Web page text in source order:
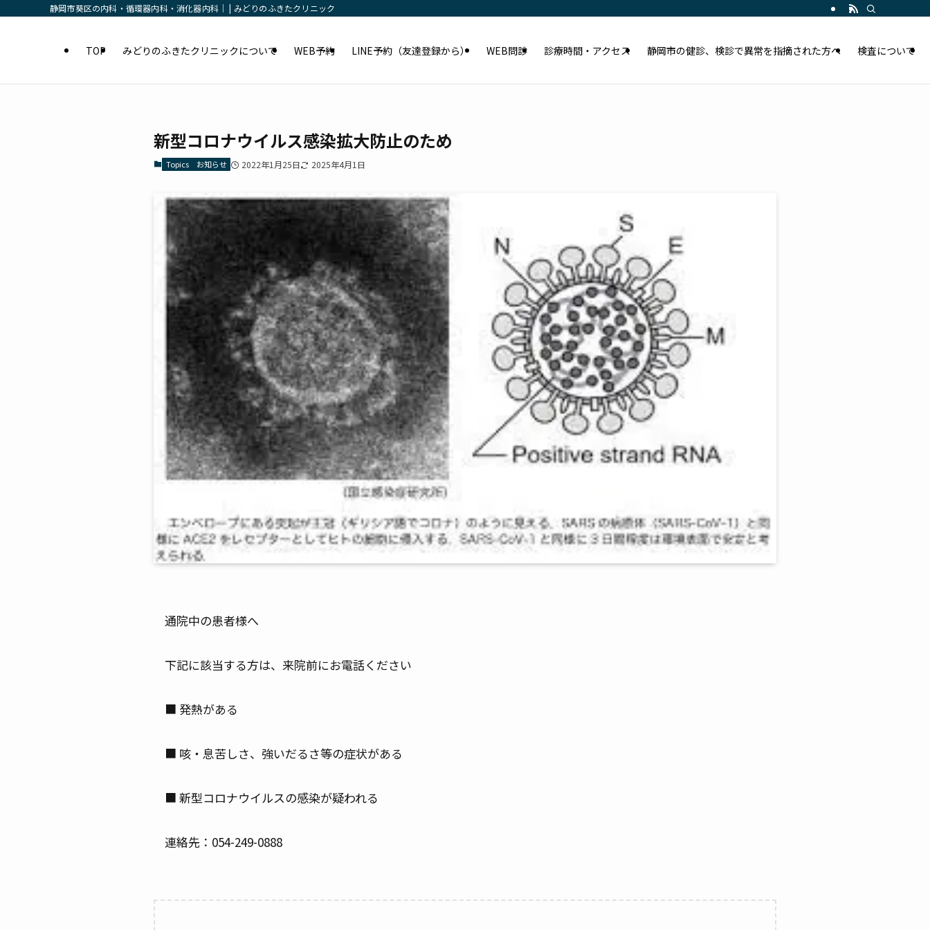
静岡市葵区の内科・循環器内科・消化器内科｜ | みどりのふきたクリニック
TOP みどりのふきたクリニックについて WEB予約 LINE予約（友達登録から） WEB問診 診療時間・アクセス 静岡市の健診、検診で異常を指摘された方へ 検査について
新型コロナウイルス感染拡大防止のため
Topics お知らせ 2022年1月25日 2025年4月1日
通院中の患者様へ
下記に該当する方は、来院前にお電話ください
■ 発熱がある
■ 咳・息苦しさ、強いだるさ等の症状がある
■ 新型コロナウイルスの感染が疑われる
連絡先：054-249-0888